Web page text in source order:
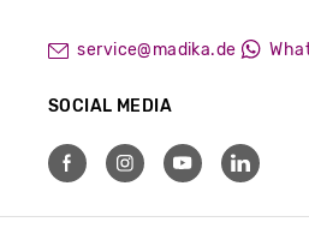
service@madika.de
SOCIAL MEDIA